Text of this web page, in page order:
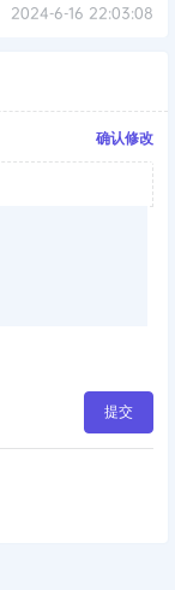
2024-6-16 22:03:08
确认修改
提交